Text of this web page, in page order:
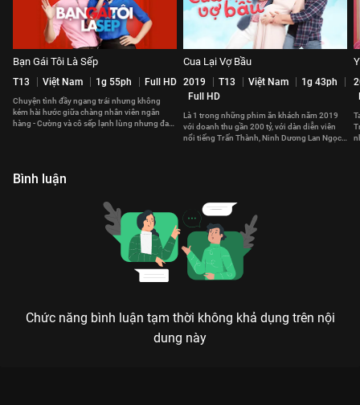
Bạn Gái Tôi Là Sếp
T13 Việt Nam 1g 55ph Full HD
Chuyện tình đầy ngang trái nhưng không
kém hài hước giữa chàng nhân viên ngân
hàng - Cường và cô sếp lạnh lùng nhưng đa
Cua Lại Vợ Bầu
2019 T13 Việt Nam
1g 43ph
Full HD
Là 1 trong những phim ăn khách năm 2019
với doanh thu gần 200 tỷ, với dàn diễn viên
nổi tiếng Trấn Thành, Ninh Dương Lan Ngọc
Bình luận
Chức năng bình luận tạm thời không khả dụng trên nội
dung này